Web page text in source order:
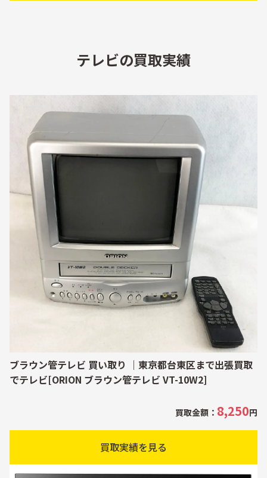
テレビの買取実績
ブラウン管テレビ 買い取り ｜東京都台東区まで出張買取
でテレビ[ORION ブラウン管テレビ VT-10W2]
買取金額： 8,250円
買取実績を見る